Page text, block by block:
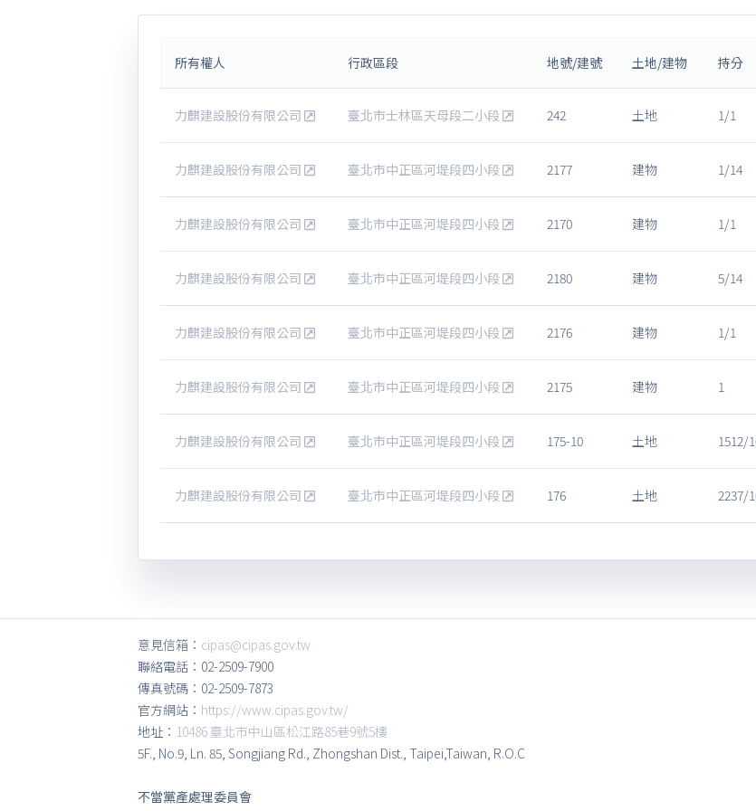
所有權人 行政區段 地號/建號 土地/建物 持分
力麒建設股份有限公司 臺北市士林區天母段二小段 242 土地 1/1
力麒建設股份有限公司 臺北市中正區河堤段四小段 2177 建物 1/14
力麒建設股份有限公司 臺北市中正區河堤段四小段 2170 建物 1/1
力麒建設股份有限公司 臺北市中正區河堤段四小段 2180 建物 5/14
力麒建設股份有限公司 臺北市中正區河堤段四小段 2176 建物 1/1
力麒建設股份有限公司 臺北市中正區河堤段四小段 2175 建物 1
力麒建設股份有限公司 臺北市中正區河堤段四小段 175-10 土地 1512/
力麒建設股份有限公司 臺北市中正區河堤段四小段 176 土地 2237/
意見信箱： cipas@cipas.gov.tw
聯絡電話：02-2509-7900
傳真號碼：02-2509-7873
官方網站： https://www.cipas.gov.tw/
地址： 10486 臺北市中山區松江路85巷9號5樓
5F., No.9, Ln. 85, Songjiang Rd., Zhongshan Dist., Taipei,Taiwan, R.O.C
不當黨產處理委員會